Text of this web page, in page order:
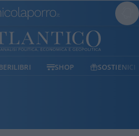
SHOP SOSTIENICI